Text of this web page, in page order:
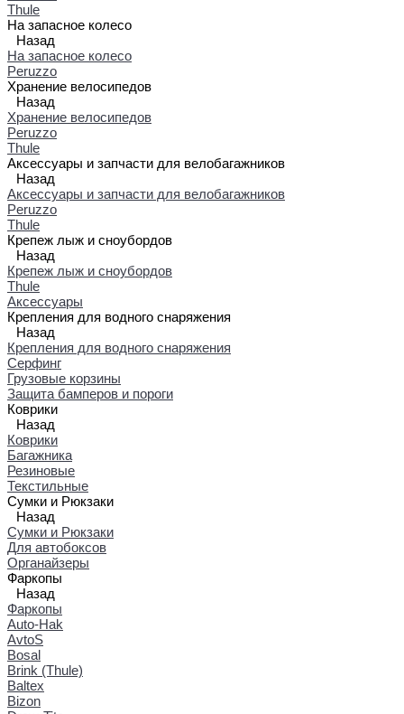
Thule
На запасное колесо
Назад
На запасное колесо
Peruzzo
Хранение велосипедов
Назад
Хранение велосипедов
Peruzzo
Thule
Аксессуары и запчасти для велобагажников
Назад
Аксессуары и запчасти для велобагажников
Peruzzo
Thule
Крепеж лыж и сноубордов
Назад
Крепеж лыж и сноубордов
Thule
Аксессуары
Крепления для водного снаряжения
Назад
Крепления для водного снаряжения
Серфинг
Грузовые корзины
Защита бамперов и пороги
Коврики
Назад
Коврики
Багажника
Резиновые
Текстильные
Сумки и Рюкзаки
Назад
Сумки и Рюкзаки
Для автобоксов
Органайзеры
Фаркопы
Назад
Фаркопы
Auto-Hak
AvtoS
Bosal
Brink (Thule)
Baltex
Bizon